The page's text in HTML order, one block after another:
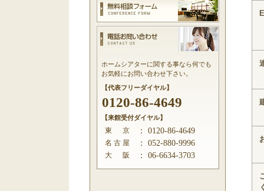
ホームシアターに関する事なら何でも
お気軽にお問い合わせ下さい。
【代表フリーダイヤル】
0120-86-4649
【来館受付ダイヤル】
東 京 ： 0120-86-4649
名 古 屋 ： 052-880-9996
大 阪 ： 06-6634-3703